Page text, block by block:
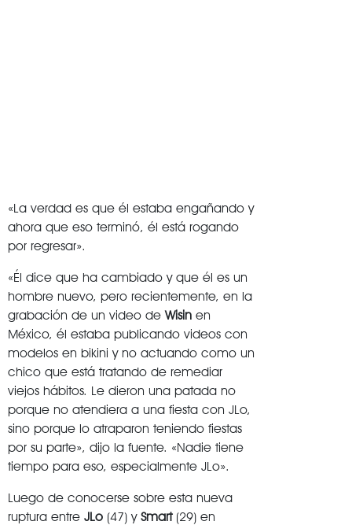
«La verdad es que él estaba engañando y
ahora que eso terminó, él está rogando
por regresar».
«Él dice que ha cambiado y que él es un
hombre nuevo, pero recientemente, en la
grabación de un video deWisin en
México, él estaba publicando videos con
modelos en bikini y no actuando como un
chico que está tratando de remediar
viejos hábitos. Le dieron una patada no
porque no atendiera a una fiesta con JLo,
sino porque lo atraparon teniendo fiestas
por su parte», dijo la fuente. «Nadie tiene
tiempo para eso, especialmente JLo».
Luego de conocerse sobre esta nueva
ruptura entre JLo (47) y Smart(29) en